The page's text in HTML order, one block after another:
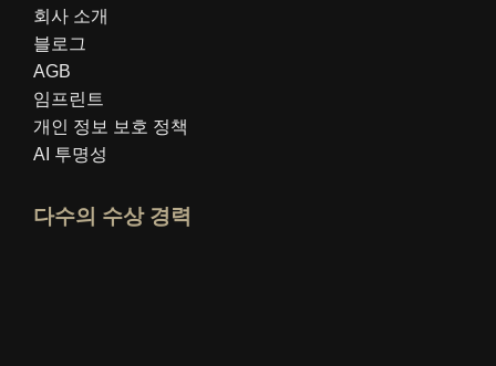
회사 소개
블로그
AGB
임프린트
개인 정보 보호 정책
AI 투명성
다수의 수상 경력